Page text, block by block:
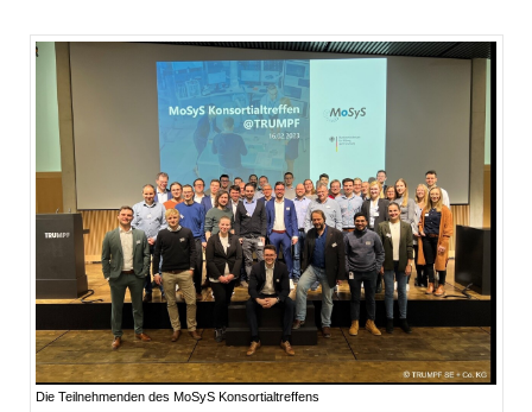
Die Teilnehmenden des MoSyS Konsortialtreffens